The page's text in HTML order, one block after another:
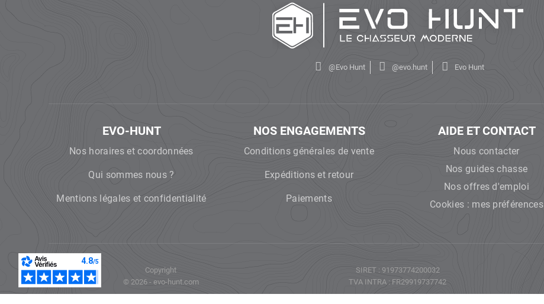
@Evo Hunt @evo.hunt Evo Hunt
EVO-HUNT
Nos horaires et coordonnées
Qui sommes nous ?
Mentions légales et confidentialité
NOS ENGAGEMENTS
Conditions générales de vente
Expéditions et retour
Paiements
AIDE ET CONTACT
Nous contacter
Nos guides chasse
Nos offres d'emploi
Cookies : mes préférences
Copyright
© 2026 - evo-hunt.com
SIRET : 91973774200032
TVA INTRA : FR29919737742